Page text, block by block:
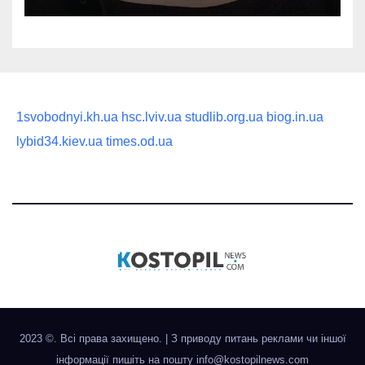
1svobodnyi.kh.ua hsc.lviv.ua studlib.org.ua biog.in.ua
lybid34.kiev.ua times.od.ua
2023 ©. Всі права захищено.
З приводу питань реклами чи іншої
інформації пишіть на пошту info@kostopilnews.com